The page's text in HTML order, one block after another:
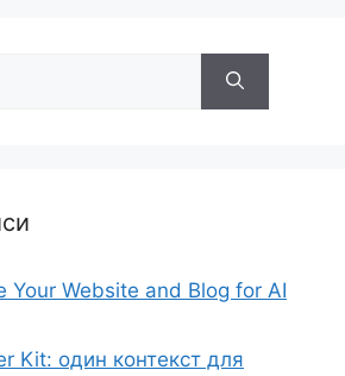
Your Website and Blog for AI
Kit: один контекст для